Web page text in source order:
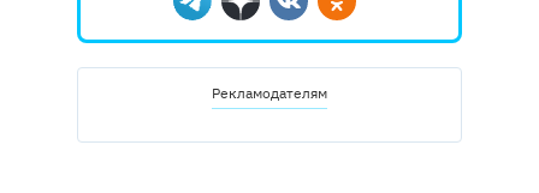
Telegram
ДзенВконтактеОдноклассники
Рекламодателям